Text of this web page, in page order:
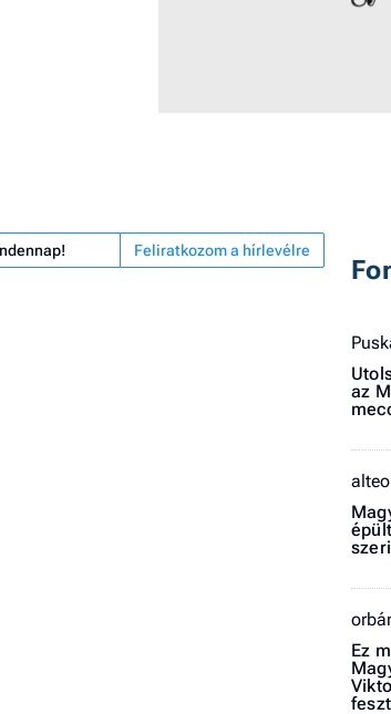
Feliratkozom a hírlevélre
az
alteo
Ez